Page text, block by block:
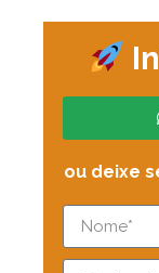
ou deixe